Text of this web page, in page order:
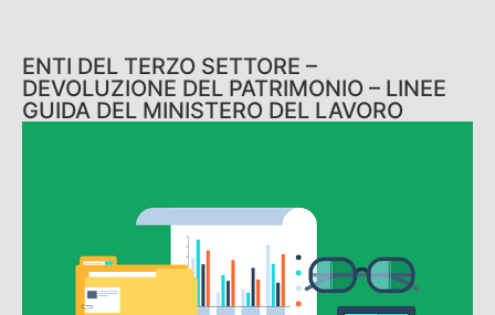
ENTI DEL TERZO SETTORE –
DEVOLUZIONE DEL PATRIMONIO – LINEE
GUIDA DEL MINISTERO DEL LAVORO